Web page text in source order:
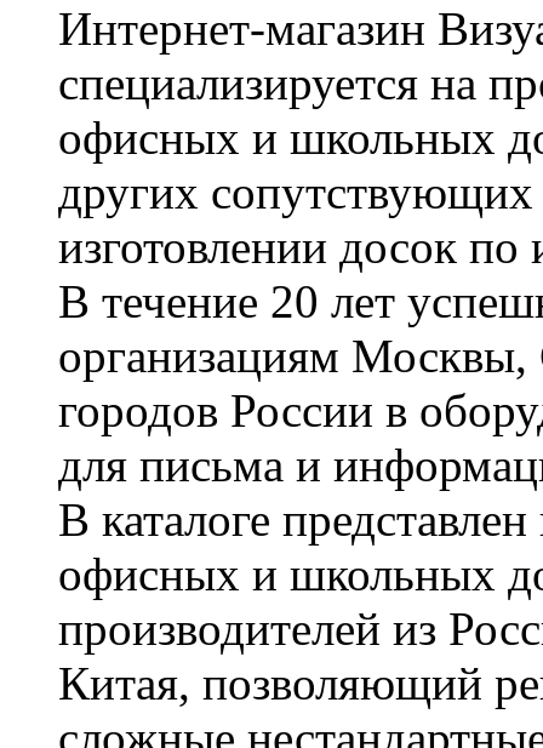
Интернет-магазин
специализируется на
офисных и школьных
других сопутствующих
изготовлении досок по
В течение 20 лет
организациям Москвы,
городов России в
для письма и
В каталоге
офисных и школьных
производителей из
Китая, позволяющий
сложные